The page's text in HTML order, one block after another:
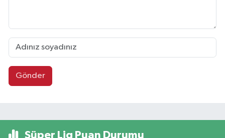
Gönder
Süper Lig Puan Durumu